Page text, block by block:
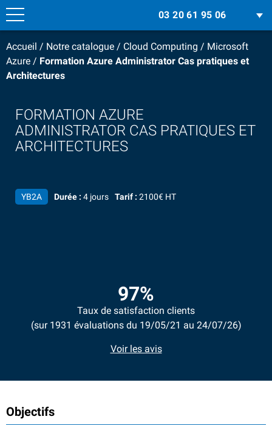
03 20 61 95 06
Accueil / Notre catalogue / Cloud Computing / Microsoft
Azure / Formation Azure Administrator Cas pratiques et
Architectures
FORMATION AZURE
ADMINISTRATOR CAS PRATIQUES ET
ARCHITECTURES
YB2A Durée : 4 jours Tarif : 2100€ HT
97%
Taux de satisfaction clients
(sur 1931 évaluations du 19/05/21 au 24/07/26)
Voir les avis
Objectifs